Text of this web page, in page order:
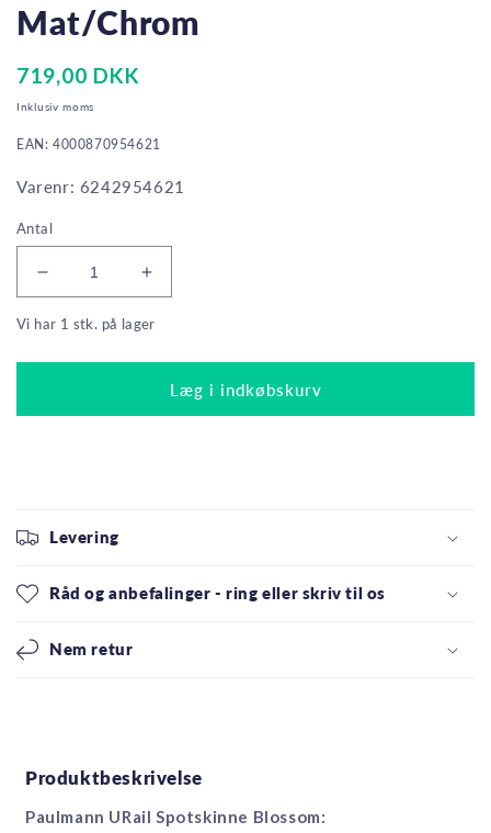
Mat/Chrom
Normalpris
719,00 DKK
Inklusiv moms
EAN: 4000870954621
Varenr: 6242954621
Antal
Reducer
antallet
for
Set
Øg
antallet
for
Spotskinne
Set
Vi har 1 stk. på lager
Læg i indkøbskurv
Levering
Råd og anbefalinger - ring eller skriv til os
Nem retur
Produktbeskrivelse
Paulmann URail Spotskinne Blossom: